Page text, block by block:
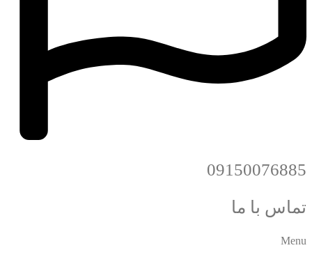
09150076885
تماس با ما
Menu